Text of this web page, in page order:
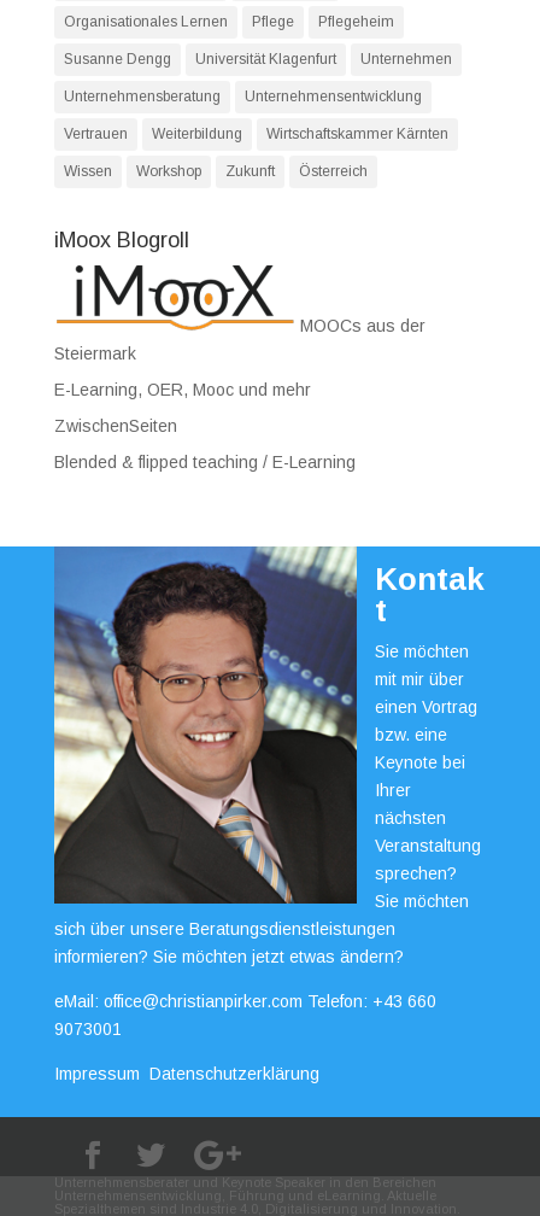
Organisationales Lernen Pflege Pflegeheim
Susanne Dengg Universität Klagenfurt Unternehmen
Unternehmensberatung Unternehmensentwicklung
Vertrauen Weiterbildung Wirtschaftskammer Kärnten
Wissen Workshop Zukunft Österreich
iMoox Blogroll
MOOCs aus der
Steiermark
E-Learning, OER, Mooc und mehr
ZwischenSeiten
Blended & flipped teaching / E-Learning
Kontak
t
Sie möchten
mit mir über
einen Vortrag
bzw. eine
Keynote bei
Ihrer
nächsten
Veranstaltung
sprechen?
Sie möchten
sich über unsere Beratungsdienstleistungen
informieren? Sie möchten jetzt etwas ändern?
eMail: office@christianpirker.com Telefon: +43 660
9073001
Impressum Datenschutzerklärung
Unternehmensberater und Keynote Speaker in den Bereichen
Unternehmensentwicklung, Führung und eLearning. Aktuelle
Spezialthemen sind Industrie 4.0, Digitalisierung und Innovation.